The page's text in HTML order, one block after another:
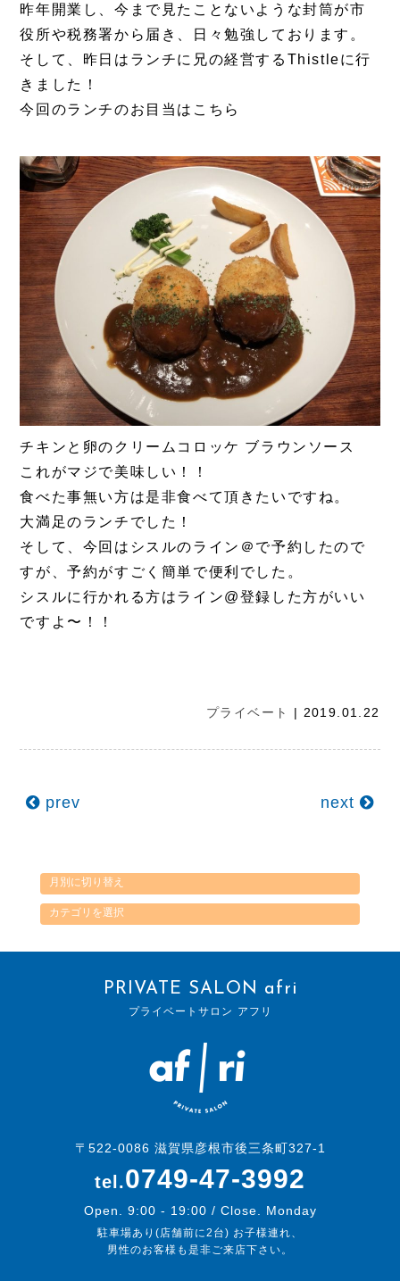
昨年開業し、今まで見たことないような封筒が市
役所や税務署から届き、日々勉強しております。
そして、昨日はランチに兄の経営するThistleに行
きました！
今回のランチのお目当はこちら
チキンと卵のクリームコロッケ ブラウンソース
これがマジで美味しい！！
食べた事無い方は是非食べて頂きたいですね。
大満足のランチでした！
そして、今回はシスルのライン＠で予約したので
すが、予約がすごく簡単で便利でした。
シスルに行かれる方はライン@登録した方がいい
ですよ〜！！
プライベート | 2019.01.22
prev next
PRIVATE SALON afri
プライベートサロン アフリ
〒522-0086 滋賀県彦根市後三条町327-1
tel.0749-47-3992
Open. 9:00 - 19:00 / Close. Monday
駐車場あり(店舗前に2台) お子様連れ、
男性のお客様も是非ご来店下さい。